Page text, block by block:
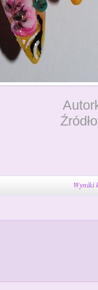
Wyniki